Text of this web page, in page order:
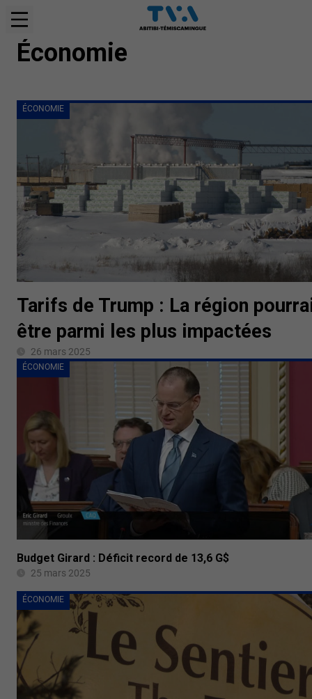
Économie
ÉCONOMIE
Tarifs de Trump : La région
être parmi les plus impactées
26 mars 2025
ÉCONOMIE
Budget Girard : Déficit record de 13,6 G$
25 mars 2025
ÉCONOMIE